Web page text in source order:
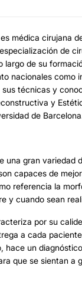
es médica cirujana
de
largo de su
nacionales como
técnicas y
y
de
una gran variedad
capaces de
referencia la
y cuando sean
por su
a cada
hace un
que se sientan a